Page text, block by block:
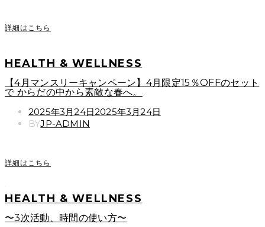
詳細はこちら
HEALTH & WELLNESS
【4月マンスリーキャンペーン】4月限定15％OFFのセット
で からだの中から素敵な春へ。
POSTED
ON
2025年3月24日2025年3月24日
BYJP-ADMIN
詳細はこちら
HEALTH & WELLNESS
〜3次活動、時間の使い方〜